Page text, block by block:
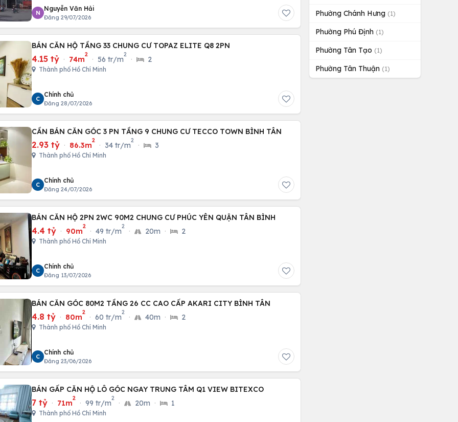
N
Nguyễn Văn Hải
Đăng 29/07/2026
BÁN CĂN HỘ TẦNG 33 CHUNG CƯ TOPAZ ELITE Q8 2PN
4.15 tỷ · 74m
2
· 56 tr/m
2
· 2
Thành phố Hồ Chí Minh
C
Chính chủ
Đăng 28/07/2026
CẦN BÁN CĂN GÓC 3 PN TẦNG 9 CHUNG CƯ TECCO TOWN BÌNH TÂN
2.93 tỷ · 86.3m
2
· 34 tr/m
2
· 3
Thành phố Hồ Chí Minh
C
Chính chủ
Đăng 24/07/2026
BÁN CĂN HỘ 2PN 2WC 90M2 CHUNG CƯ PHÚC YÊN QUẬN TÂN BÌNH
4.4 tỷ · 90m
2
· 49 tr/m
2
· 20m · 2
Thành phố Hồ Chí Minh
C
Chính chủ
Đăng 13/07/2026
BÁN CĂN GÓC 80M2 TẦNG 26 CC CAO CẤP AKARI CITY BÌNH TÂN
4.8 tỷ · 80m
2
· 60 tr/m
2
· 40m · 2
Thành phố Hồ Chí Minh
C
Chính chủ
Đăng 23/06/2026
BÁN GẤP CĂN HỘ LÔ GÓC NGAY TRUNG TÂM Q1 VIEW BITEXCO
7 tỷ · 71m
2
· 99 tr/m
2
· 20m · 1
Thành phố Hồ Chí Minh
Phường Chánh Hưng (1)
Phường Phú Định (1)
Phường Tân Tạo (1)
Phường Tân Thuận (1)